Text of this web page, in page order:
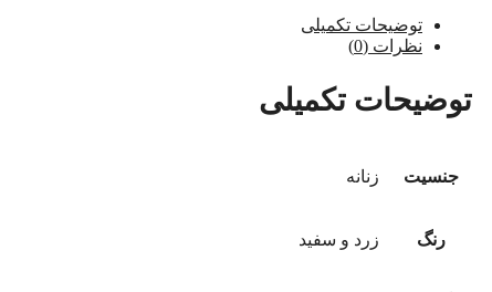
توضیحات تکمیلی
نظرات (0)
توضیحات تکمیلی
جنسیت زنانه
رنگ زرد و سفید